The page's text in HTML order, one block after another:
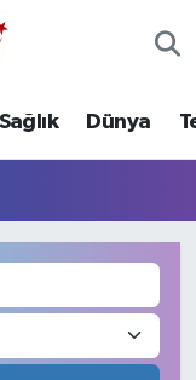
Sağlık Dünya